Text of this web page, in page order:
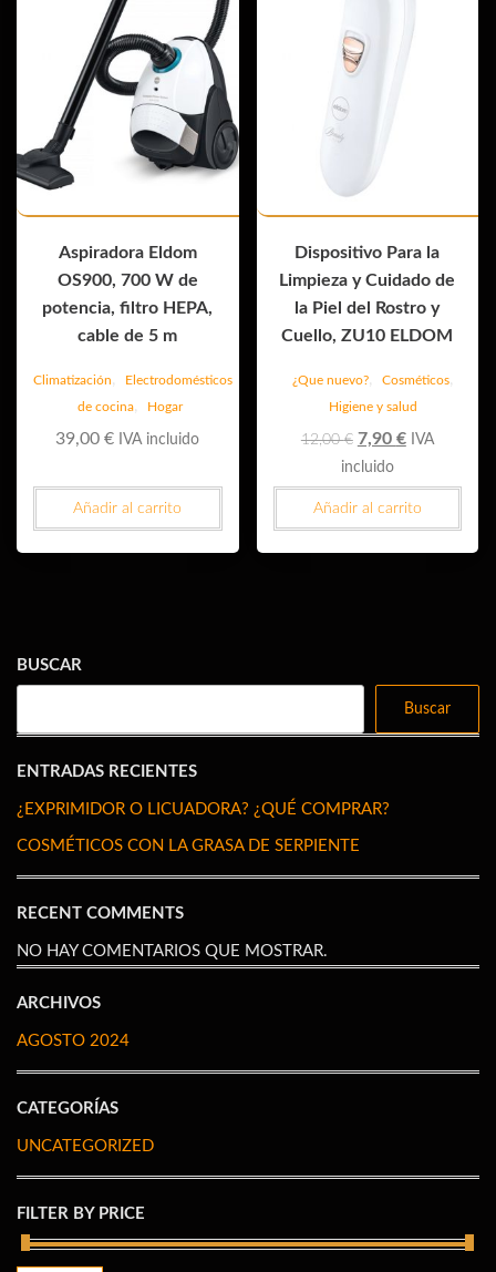
Aspiradora Eldom
OS900, 700 W de
potencia, filtro HEPA,
cable de 5 m
Climatización
Electrodomésticos
de cocina
Hogar
39,00€ IVA incluido
Añadir al carrito
Dispositivo Para la
Limpieza y Cuidado de
la Piel del Rostro y
Cuello, ZU10 ELDOM
¿Que nuevo? Cosméticos
Higiene y salud
12,00€ El
precio
original
7,90 €El
actual
IVA
incluido
Añadir al carrito
BUSCAR
Buscar
ENTRADAS RECIENTES
¿EXPRIMIDOR O LICUADORA? ¿QUÉ COMPRAR?
COSMÉTICOS CON LA GRASA DE SERPIENTE
RECENT COMMENTS
NO HAY COMENTARIOS QUE MOSTRAR.
ARCHIVOS
AGOSTO 2024
CATEGORÍAS
UNCATEGORIZED
FILTER BY PRICE